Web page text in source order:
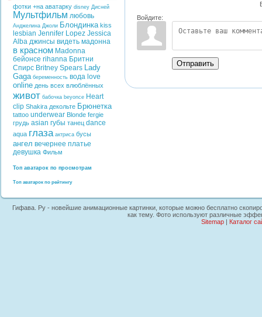
фотки +на аватарку disney Дисней
Мультфильм любовь
Анджелина Джоли Блондинка kiss
lesbian Jennifer Lopez Jessica
Alba джинсы видеть мадонна
в красном Madonna
бейонсе rihanna Бритни
Спирс Britney Spears Lady
Gaga беременность вода love
online день всех влюблённых
живот бабочка beyonce Heart
clip Shakira декольте Брюнетка
tattoo underwear Blonde fergie
грудь asian губы танец dance
aqua глаза актриса бусы
ангел вечернее платье
девушка Фильм
Топ аватарок по просмотрам
Топ аватарок по рейтингу
Войдите:
Отправить
Гифава. Ру - новейшие анимационные картинки, которые можно бесплатно
как тему. Фото используют различные
Sitemap| Каталог